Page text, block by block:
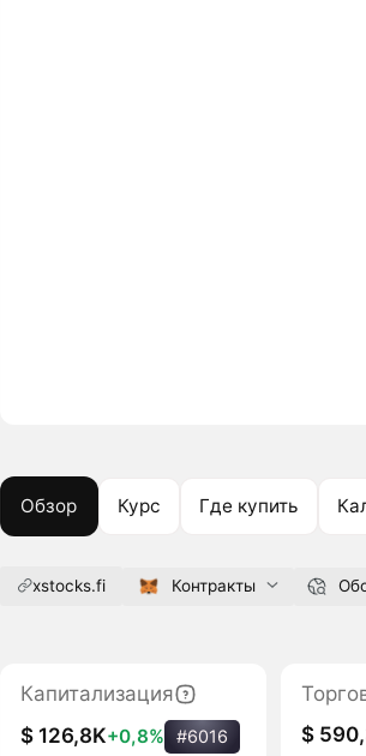
Обзор Курс Где купить
xstocks.fi Контракты
Капитализация
$ 126,8K+0,8% #6016
$